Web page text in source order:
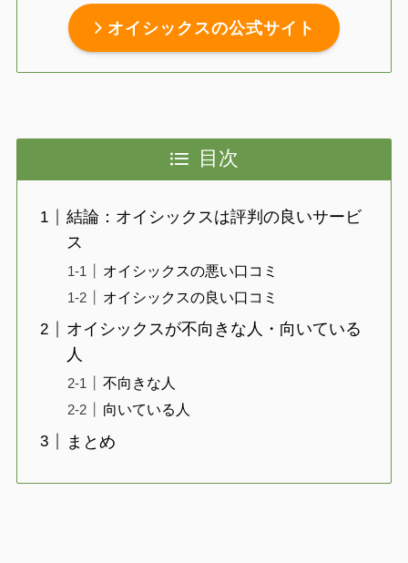
オイシックスの公式サイト
目次
結論：オイシックスは評判の良いサービ
ス
オイシックスの悪い口コミ
オイシックスの良い口コミ
オイシックスが不向きな人・向いている
人
不向きな人
向いている人
まとめ